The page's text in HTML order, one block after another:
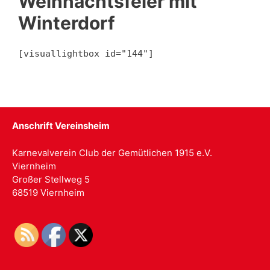
Winterdorf
[visuallightbox id="144"]
Anschrift Vereinsheim
Karnevalverein Club der Gemütlichen 1915 e.V.
Viernheim
Großer Stellweg 5
68519 Viernheim